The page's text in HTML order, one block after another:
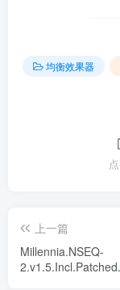
均衡效果器
上一篇
Millennia.NSEQ-